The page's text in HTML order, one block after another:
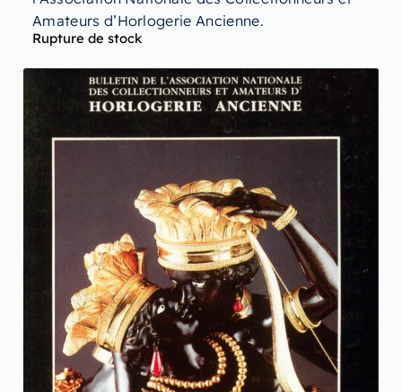
Amateurs d’Horlogerie Ancienne.
Rupture de stock